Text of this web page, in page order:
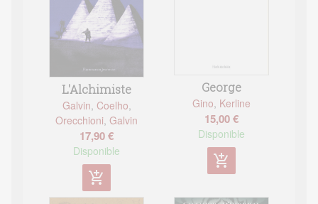
L'Alchimiste
Galvin, Coelho,
Orecchioni, Galvin
17,90 €
Disponible
add_shopping_cart
George
Gino, Kerline
15,00 €
Disponible
add_shopping_cart